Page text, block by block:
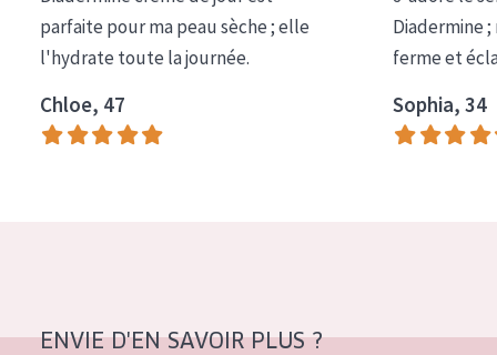
COLLECTION
Essentials
Lift+
Expert
Peau mixte ou grasse
parfaite pour ma peau sèche ; elle
l'hydrate toute la journée.
Chloe, 47
Diadermine
ferme et
Sophia, 34
ENVIE D'EN SAVOIR PLUS ?